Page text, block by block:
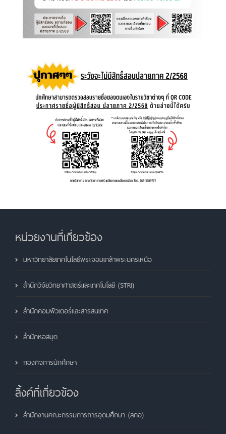
หน่วยงานที่เกี่ยวข้อง
มหาวิทยาลัยเทคโนโลยีพระจอมเกล้าพระนครเหนือ
สำนักวิจัยวิทยาศาสตร์และเทคโนโลยี (STRI)
สำนักคอมพิวเตอร์และสารสนเทศ
สำนักหอสมุด
กองกิจการนักศึกษา
ลิ้งค์ที่เกี่ยวข้อง
สำนักงานคณะกรรมการการอุดมศึกษา (สกอ)